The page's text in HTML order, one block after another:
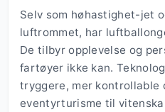
Selv som høhastighet-jet
luftrommet, har
De tilbyr opplevelse og
fartøyer ikke kan.
tryggere, mer kontrollable
eventyrturisme til